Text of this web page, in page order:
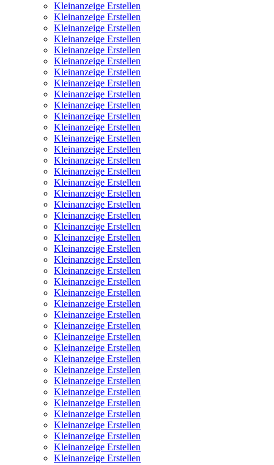
Kleinanzeige Erstellen
Kleinanzeige Erstellen
Kleinanzeige Erstellen
Kleinanzeige Erstellen
Kleinanzeige Erstellen
Kleinanzeige Erstellen
Kleinanzeige Erstellen
Kleinanzeige Erstellen
Kleinanzeige Erstellen
Kleinanzeige Erstellen
Kleinanzeige Erstellen
Kleinanzeige Erstellen
Kleinanzeige Erstellen
Kleinanzeige Erstellen
Kleinanzeige Erstellen
Kleinanzeige Erstellen
Kleinanzeige Erstellen
Kleinanzeige Erstellen
Kleinanzeige Erstellen
Kleinanzeige Erstellen
Kleinanzeige Erstellen
Kleinanzeige Erstellen
Kleinanzeige Erstellen
Kleinanzeige Erstellen
Kleinanzeige Erstellen
Kleinanzeige Erstellen
Kleinanzeige Erstellen
Kleinanzeige Erstellen
Kleinanzeige Erstellen
Kleinanzeige Erstellen
Kleinanzeige Erstellen
Kleinanzeige Erstellen
Kleinanzeige Erstellen
Kleinanzeige Erstellen
Kleinanzeige Erstellen
Kleinanzeige Erstellen
Kleinanzeige Erstellen
Kleinanzeige Erstellen
Kleinanzeige Erstellen
Kleinanzeige Erstellen
Kleinanzeige Erstellen
Kleinanzeige Erstellen